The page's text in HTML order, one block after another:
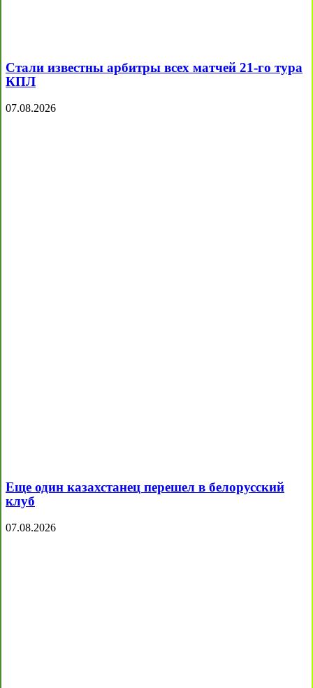
Стали известны арбитры всех матчей 21-го тура
КПЛ
07.08.2026
Еще один казахстанец перешел в белорусский
клуб
07.08.2026